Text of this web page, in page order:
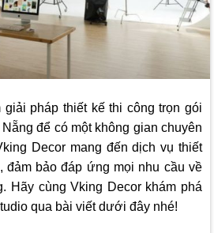
pháp thiết kế thi công trọn gói
để có một không gian chuyên
Decor mang đến dịch vụ thiết
đảm bảo đáp ứng mọi nhu cầu về
Hãy cùngVking Decorkhám phá
qua bài viết dưới đây nhé!